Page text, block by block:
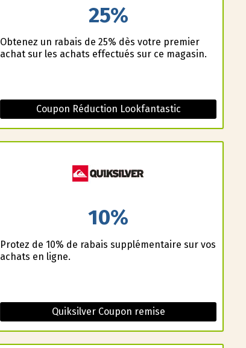
25%
Obtenez un rabais de 25% dès votre premier
achat sur les achats effectués sur ce magasin.
Coupon Réduction Lookfantastic
10%
Profitez de 10% de rabais supplémentaire sur vos
achats en ligne.
Quiksilver Coupon remise